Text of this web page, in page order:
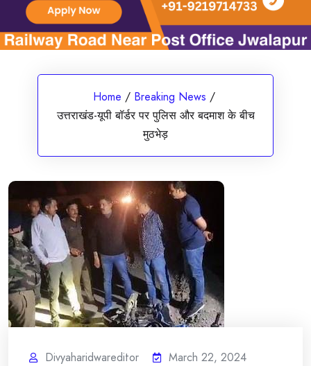
Home / Breaking News /
उत्तराखंड-यूपी बॉर्डर पर पुलिस और बदमाश के बीच
मुठभेड़
Divyaharidwareditor
March 22, 2024